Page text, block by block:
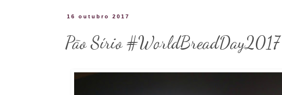
16 outubro 2017
Pão Sírio #WorldBreadDay2017